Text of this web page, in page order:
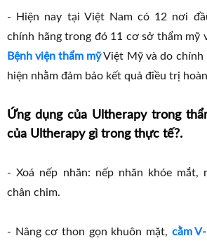
- Hiện nay tại Việt Nam có 12 nơi
chính hãng trong đó 11 cơ sở thẩm mỹ
Bệnh viện thẩm mỹViệt Mỹ và do chính
hiện nhằm đảm bảo kết quả điều trị
Ứng dụng của Ultherapy trong
của Ultherapy gì trong thực tế?.
- Xoá nếp nhăn: nếp nhăn khóe mắt,
chân chim.
- Nâng cơ thon gọn khuôn mặt, cằm